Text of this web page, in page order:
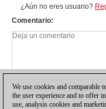
¿Aún no eres usuario?
Comentario
We use cookies and comparable
the user experience and to offer
use, analysis cookies and